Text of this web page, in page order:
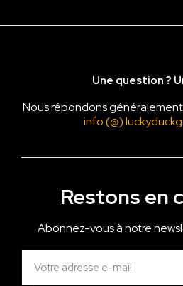
Une question ?
Nous répondons généralement
info (@)
Restons en
Abonnez-vous à notre